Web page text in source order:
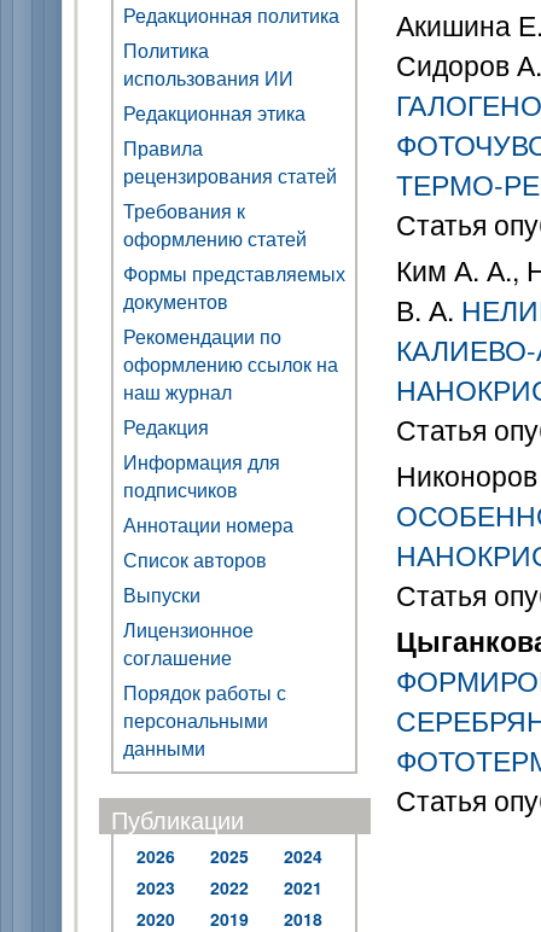
Редакционная политика
Политика
использования ИИ
Редакционная этика
Правила
рецензирования статей
Требования к
оформлению статей
Формы представляемых
документов
Рекомендации по
оформлению ссылок на
наш журнал
Редакция
Информация для
подписчиков
Аннотации номера
Список авторов
Выпуски
Лицензионное
соглашение
Порядок работы с
персональными
данными
Публикации
2026 2025
2024
2023
2022
2021
2020
2019
2018
Акишина
Сидоров
ТЕРМО-
Статья
Ким А. А.,
В. А.
Статья
Статья
Статья